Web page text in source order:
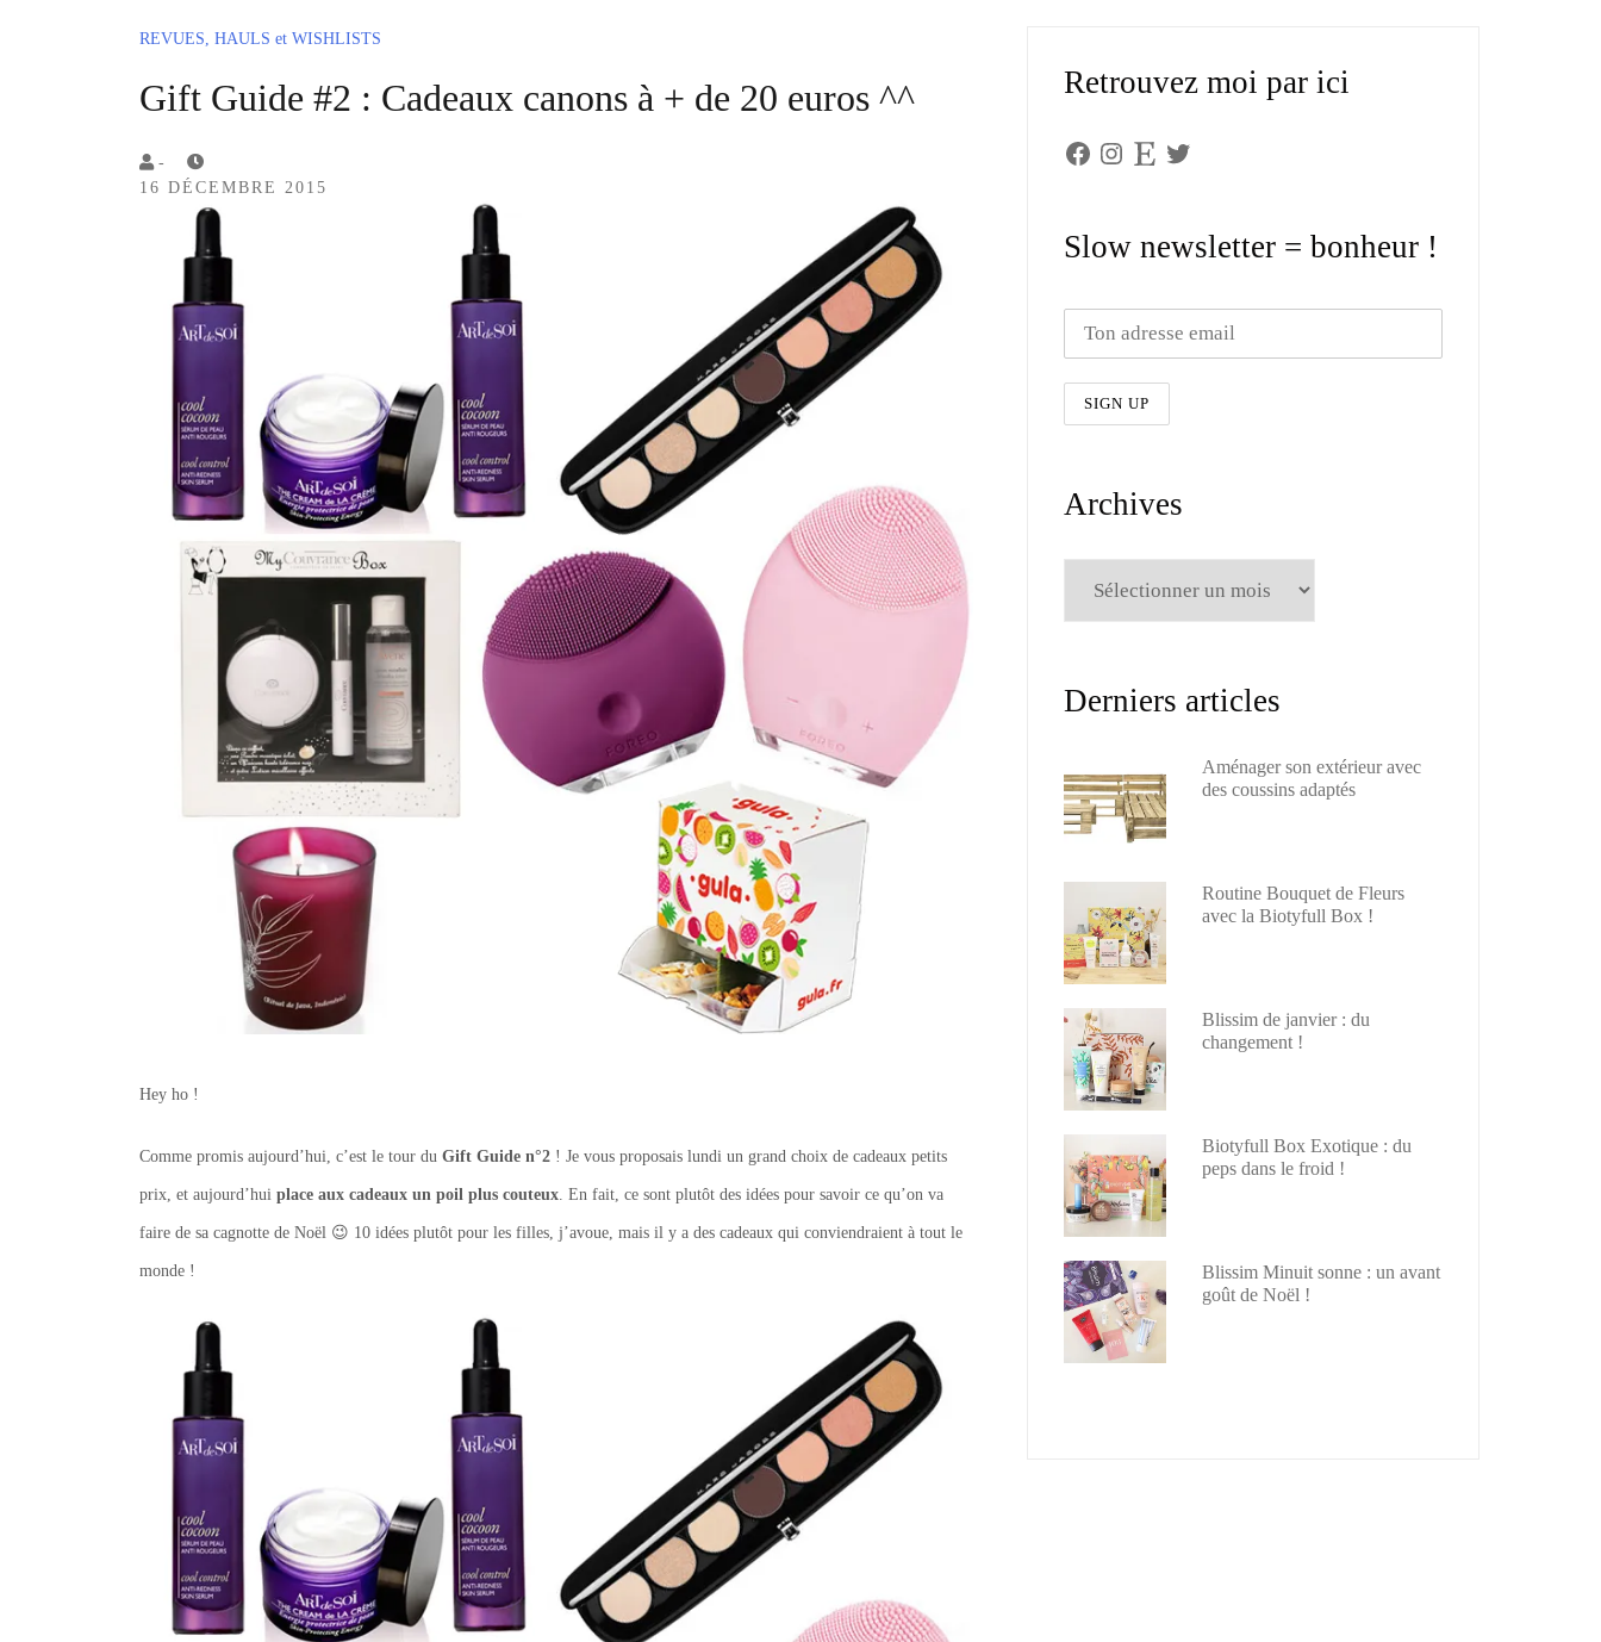
REVUES, HAULS et WISHLISTS
Gift Guide #2 : Cadeaux canons à + de 20 euros ^^
by
Lola
Sample
-
16 DÉCEMBRE 2015
Hey ho !
Comme promis aujourd’hui, c’est le tour du Gift Guide n°2 ! Je vous proposais lundi un grand choix de cadeaux petits
prix, et aujourd’hui place aux cadeaux un poil plus couteux . En fait, ce sont plutôt des idées pour savoir ce qu’on va
faire de sa cagnotte de Noël 😉 10 idées plutôt pour les filles, j’avoue, mais il y a des cadeaux qui conviendraient à tout le
monde !
Retrouvez moi par ici
Facebook
Instagram
Etsy Twitter
Slow newsletter = bonheur !
Archives
Derniers articles
Aménager son extérieur avec
des coussins adaptés
Routine Bouquet de Fleurs
avec la Biotyfull Box !
Blissim de janvier : du
changement !
Biotyfull Box Exotique : du
peps dans le froid !
Blissim Minuit sonne : un avant
goût de Noël !